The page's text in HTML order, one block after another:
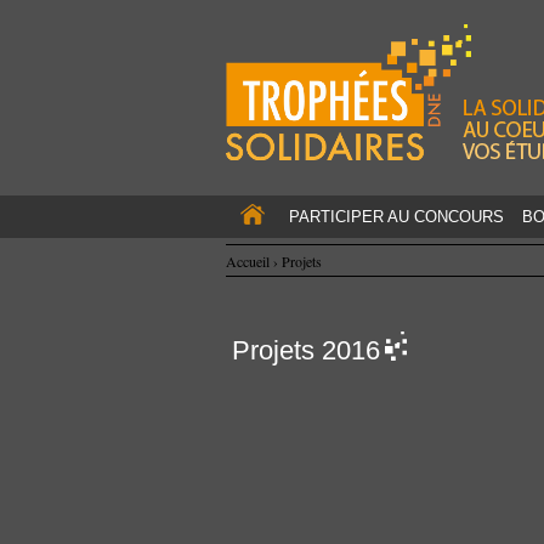
PARTICIPER AU CONCOURS
Accueil › Projets
Projets 2016